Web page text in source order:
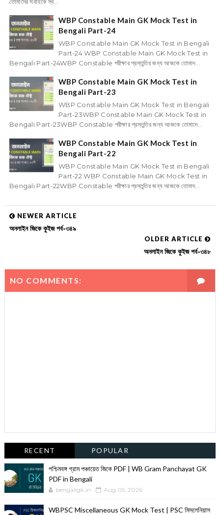
WBP Constable Main GK Mock Test in
Bengali Part-24
WBP Constable Main GK Mock Test in Bengali
Part-24 WBP Constable Main GK Mock Test in
Bengali Part-24WBP Constable পরীক্ষার প্রস্তুতির জন্য আজকে তোমাদ...
WBP Constable Main GK Mock Test in
Bengali Part-23
WBP Constable Main GK Mock Test in Bengali
Part-23WBP Constable Main GK Mock Test in
Bengali Part-23WBP Constable পরীক্ষার প্রস্তুতির জন্য আজকে তোমাদে...
WBP Constable Main GK Mock Test in
Bengali Part-22
WBP Constable Main GK Mock Test in Bengali
Part-22 WBP Constable Main GK Mock Test in
Bengali Part-22WBP Constable পরীক্ষার প্রস্তুতির জন্য আজকে তোমাদ...
NEWER ARTICLE
অনলাইন জিকে কুইজ পর্ব-৩৪৯
OLDER ARTICLE
অনলাইন জিকে কুইজ পর্ব-৩৪৮
NO COMMENTS:
RECENT POPULAR
পশ্চিমবঙ্গ গ্রাম পঞ্চায়েত জিকে PDF | WB Gram Panchayat GK
PDF in Bengali
bengaligk.in Aug 05, 2026
WBPSC Miscellaneous GK Mock Test | PSC মিসলেনিয়াস